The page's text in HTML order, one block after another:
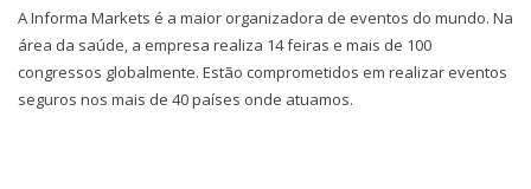
A Informa Markets é a maior organizadora de eventos do mundo. Na
área da saúde, a empresa realiza 14 feiras e mais de 100
congressos globalmente. Estão comprometidos em realizar eventos
seguros nos mais de 40 países onde atuamos.